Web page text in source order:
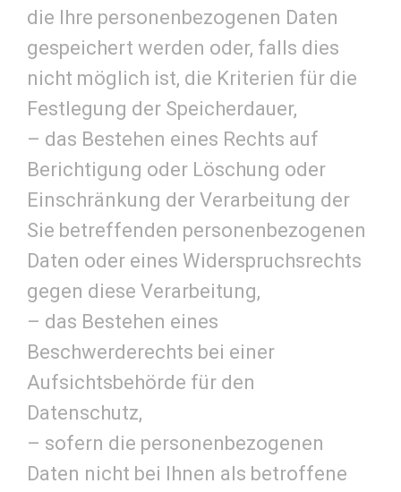
die Ihre personenbezogenen Daten
gespeichert werden oder, falls dies
nicht möglich ist, die Kriterien für die
Festlegung der Speicherdauer,
– das Bestehen eines Rechts auf
Berichtigung oder Löschung oder
Einschränkung der Verarbeitung der
Sie betreffenden personenbezogenen
Daten oder eines Widerspruchsrechts
gegen diese Verarbeitung,
– das Bestehen eines
Beschwerderechts bei einer
Aufsichtsbehörde für den
Datenschutz,
– sofern die personenbezogenen
Daten nicht bei Ihnen als betroffene